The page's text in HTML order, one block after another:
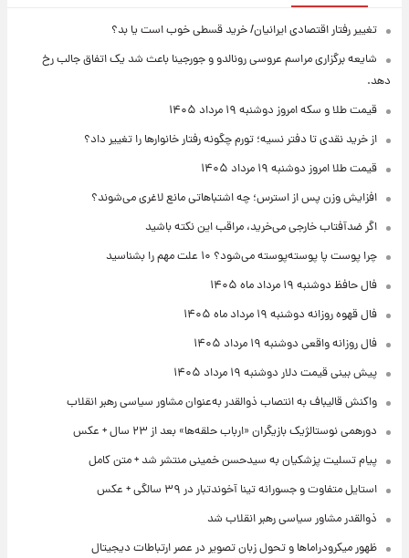
تغییر رفتار اقتصادی ایرانیان/ خرید قسطی خوب است یا بد؟
شایعه برگزاری مراسم عروسی رونالدو و جورجینا باعث شد یک اتفاق جالب رخ
دهد.
قیمت طلا و سکه امروز دوشنبه ۱۹ مرداد ۱۴۰۵
از خرید نقدی تا دفتر نسیه؛ تورم چگونه رفتار خانوارها را تغییر داد؟
قیمت طلا امروز دوشنبه ۱۹ مرداد ۱۴۰۵
افزایش وزن پس از استرس؛ چه اشتباهاتی مانع لاغری می‌شوند؟
اگر ضدآفتاب خارجی می‌خرید، مراقب این نکته باشید
چرا پوست پا پوسته‌پوسته می‌شود؟ ۱۰ علت مهم را بشناسید
فال حافظ دوشنبه ۱۹ مرداد ماه ۱۴۰۵
فال قهوه روزانه دوشنبه ۱۹ مرداد ماه ۱۴۰۵
فال روزانه واقعی دوشنبه ۱۹ مرداد ۱۴۰۵
پیش‌ بینی قیمت دلار دوشنبه ۱۹ مرداد ۱۴۰۵
واکنش قالیباف به انتصاب ذوالقدر به‌عنوان مشاور سیاسی رهبر انقلاب
دورهمی نوستالژیک بازیگران «ارباب حلقه‌ها» بعد از ۲۳ سال + عکس
پیام تسلیت پزشکیان به سیدحسن خمینی منتشر شد + متن کامل
استایل متفاوت و جسورانه تینا آخوندتبار در ۳۹ سالگی + عکس
ذوالقدر مشاور سیاسی رهبر انقلاب شد
ظهور میکرودراماها و تحول زبان تصویر در عصر ارتباطات دیجیتال